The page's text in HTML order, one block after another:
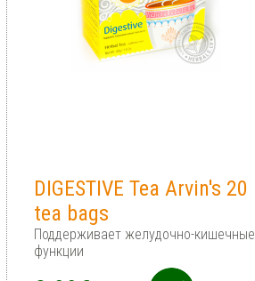
DIGESTIVE Tea Arvin's 20
tea bags
Поддерживает желудочно-кишечные
функции